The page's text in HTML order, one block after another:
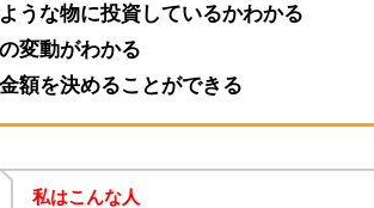
ような物に投資しているかわかる
変動がわかる
金額を決めることができる
私はこんな人